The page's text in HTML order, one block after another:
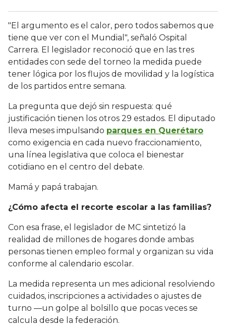
"El argumento es el calor, pero todos sabemos que
tiene que ver con el Mundial", señaló Ospital
Carrera. El legislador reconoció que en las tres
entidades con sede del torneo la medida puede
tener lógica por los flujos de movilidad y la logística
de los partidos entre semana.
La pregunta que dejó sin respuesta: qué
justificación tienen los otros 29 estados. El diputado
lleva meses impulsando parques en Querétaro
como exigencia en cada nuevo fraccionamiento,
una línea legislativa que coloca el bienestar
cotidiano en el centro del debate.
Mamá y papá trabajan.
¿Cómo afecta el recorte escolar a las familias?
Con esa frase, el legislador de MC sintetizó la
realidad de millones de hogares donde ambas
personas tienen empleo formal y organizan su vida
conforme al calendario escolar.
La medida representa un mes adicional resolviendo
cuidados, inscripciones a actividades o ajustes de
turno —un golpe al bolsillo que pocas veces se
calcula desde la federación.